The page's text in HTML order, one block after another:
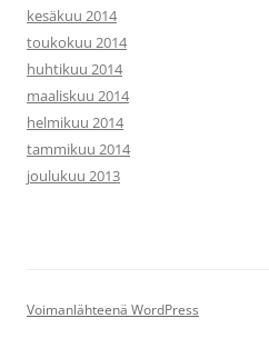
kesäkuu 2014
toukokuu 2014
huhtikuu 2014
maaliskuu 2014
helmikuu 2014
tammikuu 2014
joulukuu 2013
Voimanlähteenä WordPress